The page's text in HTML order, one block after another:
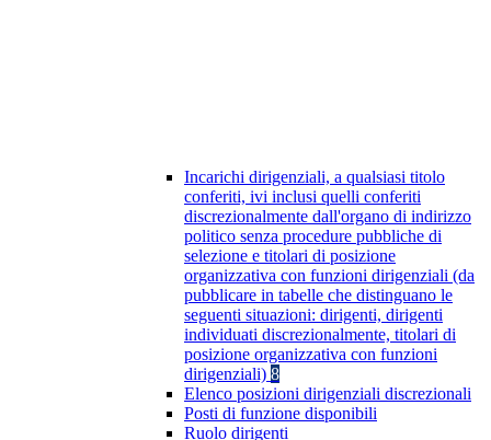
Incarichi dirigenziali, a qualsiasi titolo
conferiti, ivi inclusi quelli conferiti
discrezionalmente dall'organo di indirizzo
politico senza procedure pubbliche di
selezione e titolari di posizione
organizzativa con funzioni dirigenziali (da
pubblicare in tabelle che distinguano le
seguenti situazioni: dirigenti, dirigenti
individuati discrezionalmente, titolari di
posizione organizzativa con funzioni
dirigenziali) 8
Elenco posizioni dirigenziali discrezionali
Posti di funzione disponibili
Ruolo dirigenti